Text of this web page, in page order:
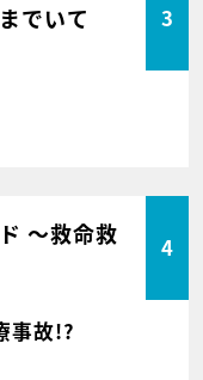
でいて 3
～救命救
4
事故!?